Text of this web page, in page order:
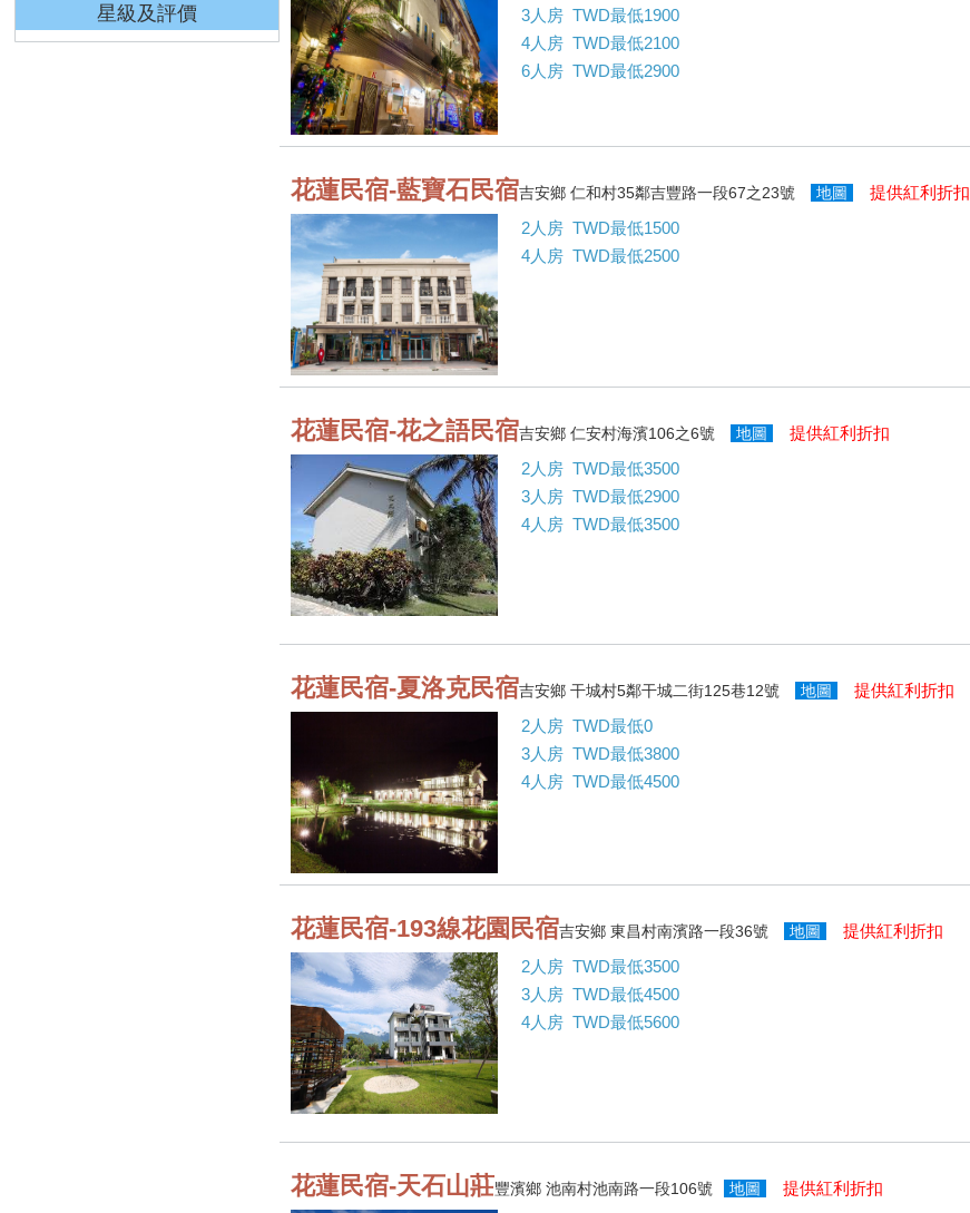
星級及評價
3人房 TWD最低1900
4人房 TWD最低2100
6人房 TWD最低2900
花蓮民宿-藍寶石民宿吉安鄉 仁和村35鄰吉豐路一段67之23號 地圖
提供紅利折扣
2人房 TWD最低1500
4人房 TWD最低2500
花蓮民宿-花之語民宿吉安鄉 仁安村海濱106之6號 地圖
提供紅利折扣
2人房 TWD最低3500
3人房 TWD最低2900
4人房 TWD最低3500
花蓮民宿-夏洛克民宿吉安鄉 干城村5鄰干城二街125巷12號 地圖
提供紅利折扣
2人房 TWD最低0
3人房 TWD最低3800
4人房 TWD最低4500
花蓮民宿-193線花園民宿吉安鄉 東昌村南濱路一段36號 地圖
提供紅利折扣
2人房 TWD最低3500
3人房 TWD最低4500
4人房 TWD最低5600
花蓮民宿-天石山莊豐濱鄉 池南村池南路一段106號 地圖
提供紅利折扣